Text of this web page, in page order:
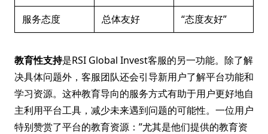
服务态度
总体友好 “态度友好”
教育性支持是RSI Global Invest客服的另一功能。除了解
决具体问题外，客服团队还会引导新用户了解平台功能和
学习资源。这种教育导向的服务方式有助于用户更好地自
主利用平台工具，减少未来遇到问题的可能性。一位用户
特别赞赏了平台的教育资源：”尤其是他们提供的教育资